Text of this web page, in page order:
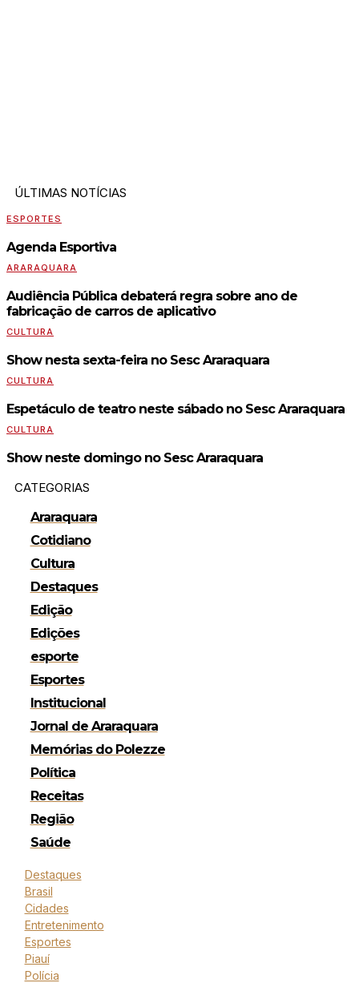
ÚLTIMAS NOTÍCIAS
ESPORTES
Agenda Esportiva
ARARAQUARA
Audiência Pública debaterá regra sobre ano de
fabricação de carros de aplicativo
CULTURA
Show nesta sexta-feira no Sesc Araraquara
CULTURA
Espetáculo de teatro neste sábado no Sesc Araraquara
CULTURA
Show neste domingo no Sesc Araraquara
CATEGORIAS
Araraquara
Cotidiano
Cultura
Destaques
Edição
Edições
esporte
Esportes
Institucional
Jornal de Araraquara
Memórias do Polezze
Política
Receitas
Região
Saúde
Destaques
Brasil
Cidades
Entretenimento
Esportes
Piauí
Polícia